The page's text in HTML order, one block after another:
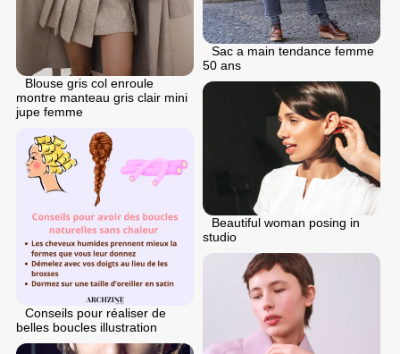
Sac a main tendance femme
50 ans
Blouse gris col enroule
montre manteau gris clair mini
jupe femme
Beautiful woman posing in
studio
Conseils pour réaliser de
belles boucles illustration